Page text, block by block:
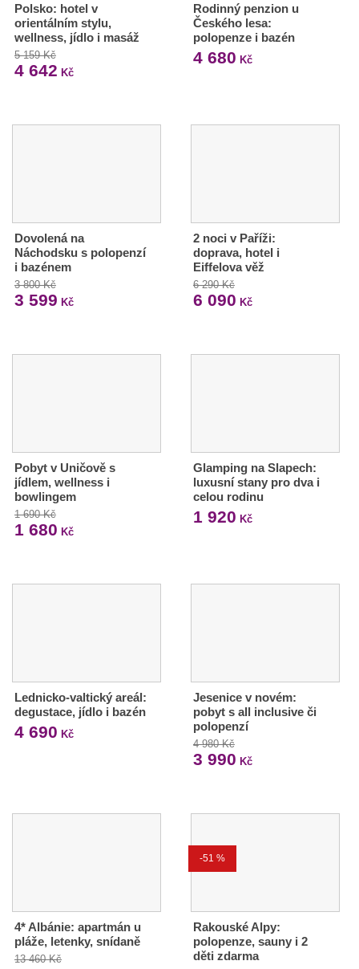
Polsko: hotel v
orientálním stylu,
wellness, jídlo i masáž
5 159 Kč
4 642 Kč
Rodinný penzion u
Českého lesa:
polopenze i bazén
4 680 Kč
Dovolená na
Náchodsku s polopenzí
i bazénem
3 800 Kč
3 599 Kč
2 noci v Paříži:
doprava, hotel i
Eiffelova věž
6 290 Kč
6 090 Kč
Pobyt v Uničově s
jídlem, wellness i
bowlingem
1 690 Kč
1 680 Kč
Glamping na Slapech:
luxusní stany pro dva i
celou rodinu
1 920 Kč
Lednicko-valtický areál:
degustace, jídlo i bazén
4 690 Kč
Jesenice v novém:
pobyt s all inclusive či
polopenzí
4 980 Kč
3 990 Kč
4* Albánie: apartmán u
pláže, letenky, snídaně
13 460 Kč
-51 %
Rakouské Alpy:
polopenze, sauny i 2
děti zdarma